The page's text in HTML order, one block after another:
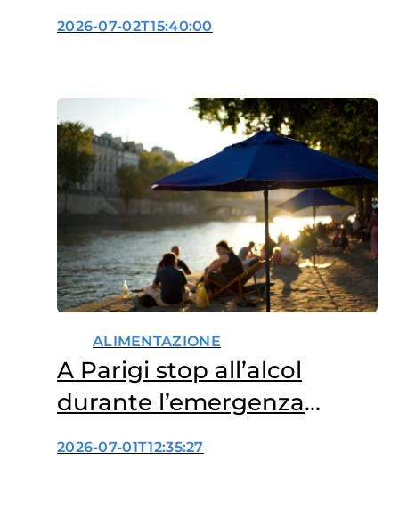
2026-07-02T15:40:00
ALIMENTAZIONE
A Parigi stop all’alcol
durante l’emergenza
caldo: perché?
2026-07-01T12:35:27